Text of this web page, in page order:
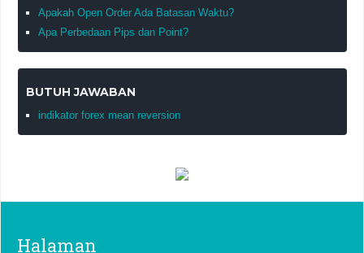
Apakah Open Order Ada Batasan Waktu?
Apa Perbedaan Pips dan Point?
BUTUH JAWABAN
indikator forex mean reversion
Halaman